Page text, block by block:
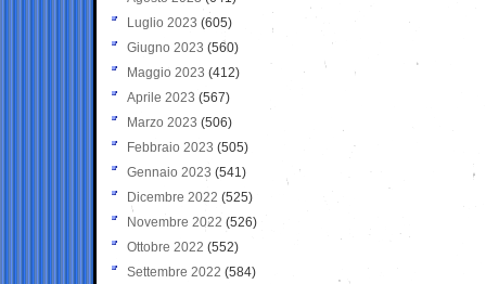
Luglio 2023 (605)
Giugno 2023 (560)
Maggio 2023 (412)
Aprile 2023 (567)
Marzo 2023 (506)
Febbraio 2023 (505)
Gennaio 2023 (541)
Dicembre 2022 (525)
Novembre 2022 (526)
Ottobre 2022 (552)
Settembre 2022 (584)